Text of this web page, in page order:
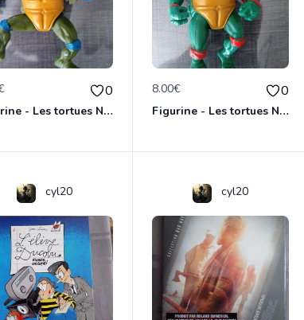
0
Figurine - Les tortues Ninja - Leonardo
8.00€ 0
Figurine - Les tortues Ninja - Michaelangelo
cyl20 cyl20